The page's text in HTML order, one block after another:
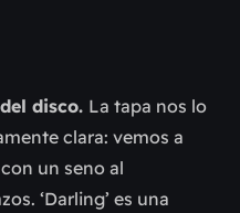
disco. La tapa nos lo
clara: vemos a
un seno al
‘Darling’ es una